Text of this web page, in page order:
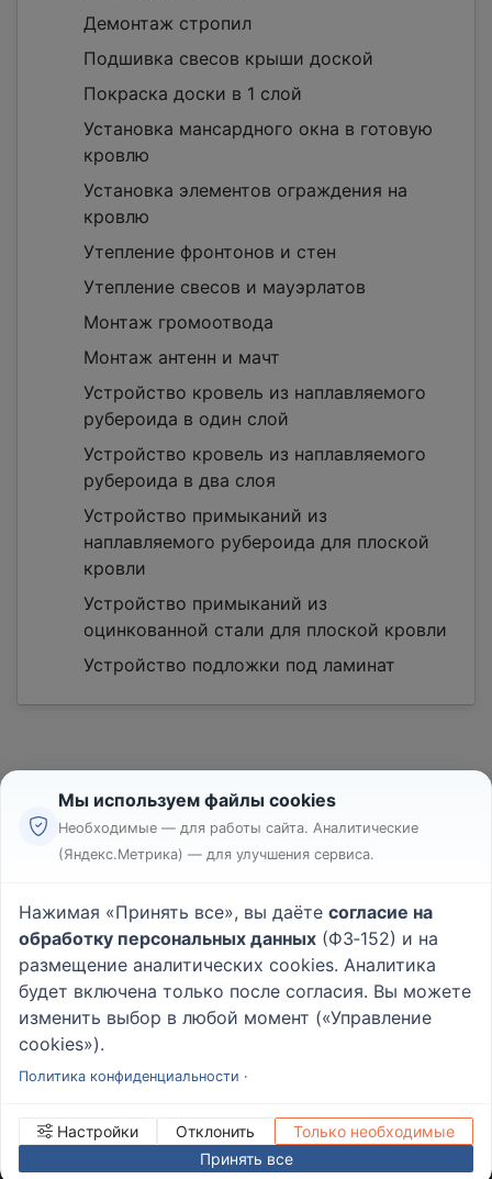
Демонтаж стропил
Подшивка свесов крыши доской
Покраска доски в 1 слой
Установка мансардного окна в готовую
кровлю
Установка элементов ограждения на
кровлю
Утепление фронтонов и стен
Утепление свесов и мауэрлатов
Монтаж громоотвода
Монтаж антенн и мачт
Устройство кровель из наплавляемого
рубероида в один слой
Устройство кровель из наплавляемого
рубероида в два слоя
Устройство примыканий из
наплавляемого рубероида для плоской
кровли
Устройство примыканий из
оцинкованной стали для плоской кровли
Устройство подложки под ламинат
Реклама
Пользовательское соглашение
Политика конфиденциальности
Вопрос - Ответ|О проекте
ИНН/КПП Управление cookies
Мы используем файлы cookies
Необходимые — для работы сайта. Аналитические
(Яндекс.Метрика) — для улучшения сервиса.
Нажимая «Принять все», вы даёте согласие на
обработку персональных данных (ФЗ‑152) и на
размещение аналитических cookies. Аналитика
будет включена только после согласия. Вы можете
изменить выбор в любой момент («Управление
cookies»).
Политика конфиденциальности ·
Настройки Отклонить
Только необходимые
Принять все